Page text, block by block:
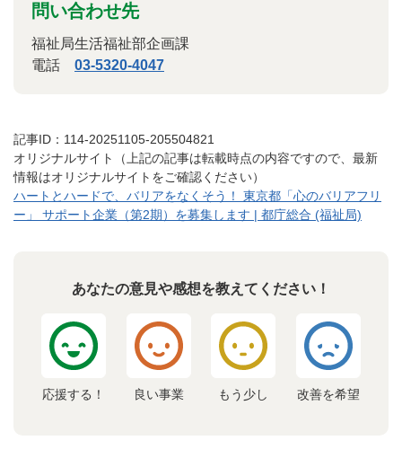
問い合わせ先
福祉局生活福祉部企画課
電話 03-5320-4047
記事ID：114-20251105-205504821
オリジナルサイト（上記の記事は転載時点の内容ですので、最新
情報はオリジナルサイトをご確認ください）
ハートとハードで、バリアをなくそう！ 東京都「心のバリアフリ
ー」 サポート企業（第2期）を募集します | 都庁総合 (福祉局)
あなたの意見や感想を教えてください！
応援する！ 良い事業 もう少し 改善を希望